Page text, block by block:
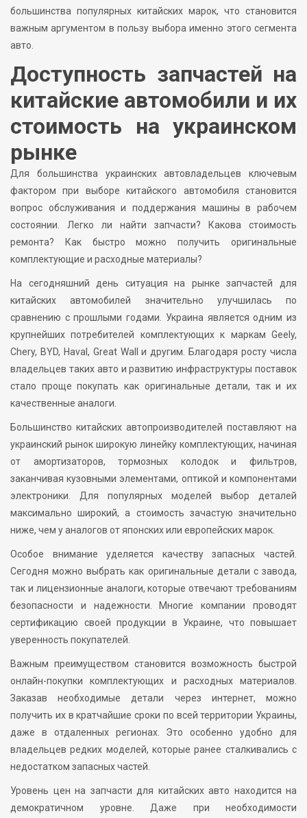
большинства популярных китайских марок, что становится
важным аргументом в пользу выбора именно этого сегмента
авто.
Доступность запчастей на
китайские автомобили и их
стоимость на украинском
рынке
Для большинства украинских автовладельцев ключевым
фактором при выборе китайского автомобиля становится
вопрос обслуживания и поддержания машины в рабочем
состоянии. Легко ли найти запчасти? Какова стоимость
ремонта? Как быстро можно получить оригинальные
комплектующие и расходные материалы?
На сегодняшний день ситуация на рынке запчастей для
китайских автомобилей значительно улучшилась по
сравнению с прошлыми годами. Украина является одним из
крупнейших потребителей комплектующих к маркам Geely,
Chery, BYD, Haval, Great Wall и другим. Благодаря росту числа
владельцев таких авто и развитию инфраструктуры поставок
стало проще покупать как оригинальные детали, так и их
качественные аналоги.
Большинство китайских автопроизводителей поставляют на
украинский рынок широкую линейку комплектующих, начиная
от амортизаторов, тормозных колодок и фильтров,
заканчивая кузовными элементами, оптикой и компонентами
электроники. Для популярных моделей выбор деталей
максимально широкий, а стоимость зачастую значительно
ниже, чем у аналогов от японских или европейских марок.
Особое внимание уделяется качеству запасных частей.
Сегодня можно выбрать как оригинальные детали с завода,
так и лицензионные аналоги, которые отвечают требованиям
безопасности и надежности. Многие компании проводят
сертификацию своей продукции в Украине, что повышает
уверенность покупателей.
Важным преимуществом становится возможность быстрой
онлайн-покупки комплектующих и расходных материалов.
Заказав необходимые детали через интернет, можно
получить их в кратчайшие сроки по всей территории Украины,
даже в отдаленных регионах. Это особенно удобно для
владельцев редких моделей, которые ранее сталкивались с
недостатком запасных частей.
Уровень цен на запчасти для китайских авто находится на
демократичном уровне. Даже при необходимости